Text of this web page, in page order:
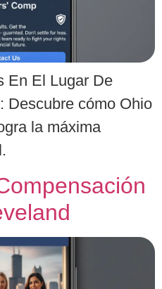
En El Lugar De
Descubre cómo Ohio
la máxima